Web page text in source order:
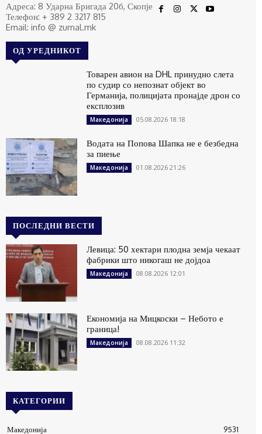
Адреса: 8 Ударна Бригада 20б, Скопје
Телефон: + 389 2 3217 815
Email: info @ zurnal.mk
ОД УРЕДНИКОТ
Товарен авион на DHL принудно слета
по судир со непознат објект во
Германија, полицијата пронајде дрон со
експлозив
Македонија 05.08.2026 18:18
Водата на Попова Шапка не е безбедна
за пиење
Македонија 01.08.2026 21:26
ПОСЛЕДНИ ВЕСТИ
Левица: 50 хектари плодна земја чекаат
фабрики што никогаш не дојдоа
Македонија 08.08.2026 12:01
Економија на Мицкоски – Небото е
граница!
Македонија 08.08.2026 11:32
КАТЕГОРИИ
Македонија 9531